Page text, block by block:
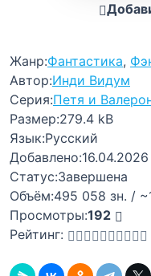
Жанр:Фантастика,
Автор:Инди Видум
Серия:Петя и
Размер:279.4 kB
Язык:Русский
Добавлено:16.04.2026
Статус:Завершена
Объём:495 058 зн. /
Просмотры:192
Рейтинг: